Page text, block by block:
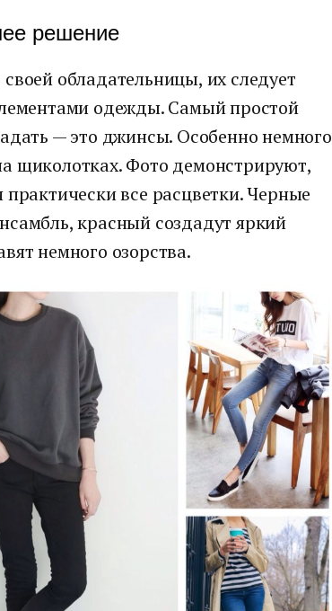
решение
обладательницы, их следует
одежды. Самый простой
— это джинсы. Особенно немного
щиколотках. Фото демонстрируют,
все расцветки. Черные
красный создадут яркий
немного озорства.